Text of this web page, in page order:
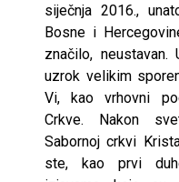
siječnja 2016.,
Bosne i
značilo,
uzrok velikim
Vi, kao vrhovni
Crkve. Nakon
Sabornoj crkvi
ste, kao prvi